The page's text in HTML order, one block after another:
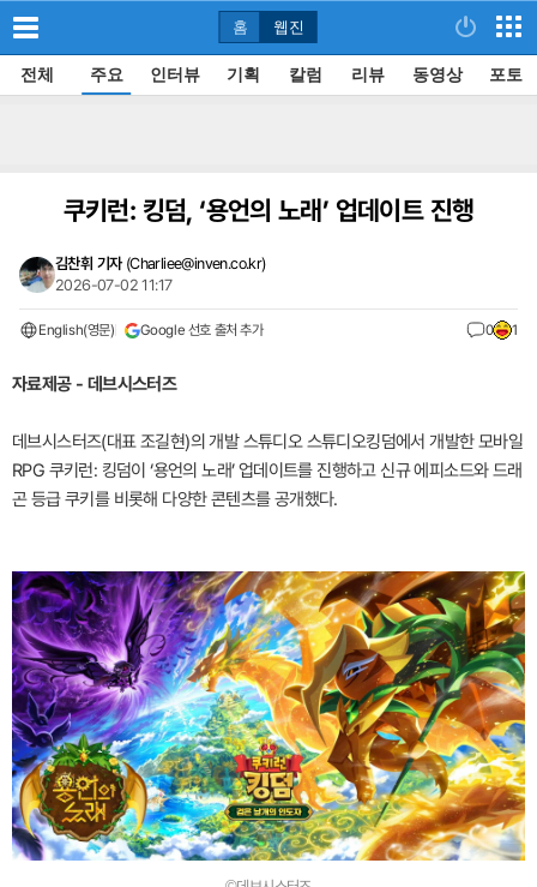
홈 웹진
전체 주요 인터뷰 기획 칼럼 리뷰 동영상 포토
쿠키런: 킹덤, ‘용언의 노래’ 업데이트 진행
김찬휘 기자 (Charliee@inven.co.kr)
2026-07-02 11:17
English(영문) Google 선호 출처 추가 0 1
자료제공 - 데브시스터즈
데브시스터즈(대표 조길현)의 개발 스튜디오 스튜디오킹덤에서 개발한 모바일
RPG 쿠키런: 킹덤이 ‘용언의 노래’ 업데이트를 진행하고 신규 에피소드와 드래
곤 등급 쿠키를 비롯해 다양한 콘텐츠를 공개했다.